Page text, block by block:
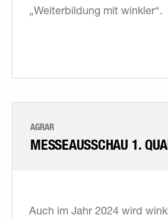
„Weiterbildung mit winkler“.
AGRAR
MESSEAUSSCHAU ­1.
Auch im Jahr 2024 wird